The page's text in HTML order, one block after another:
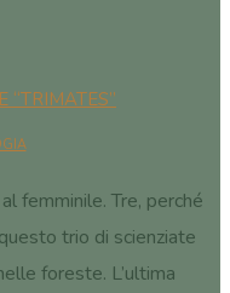
“TRIMATES”
femminile. Tre, perché
trio di scienziate
foreste. L’ultima